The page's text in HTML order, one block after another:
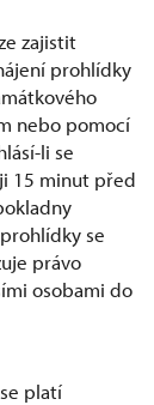
zajistit
prohlídky
nebo pomocí
li se
15 minut před
se
právo
osobami do
platí